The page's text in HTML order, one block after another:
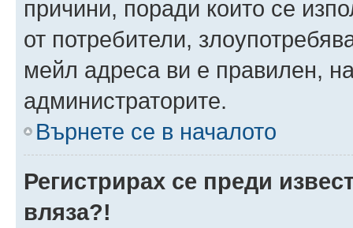
причини, поради които се
от потребители,
мейл адреса ви е правилен,
администраторите.
Върнете се в началото
Регистрирах се преди
вляза?!